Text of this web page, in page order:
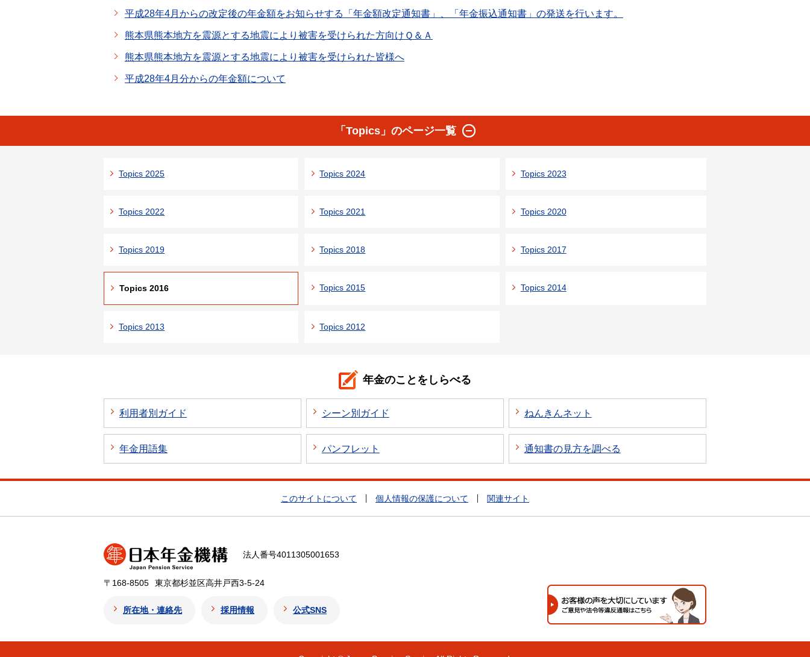
平成28年4月からの改定後の年金額をお知らせする「年金額改定通知書」、「年金振込通知書」の発送を行います。
熊本県熊本地方を震源とする地震により被害を受けられた方向けＱ＆Ａ
熊本県熊本地方を震源とする地震により被害を受けられた皆様へ
平成28年4月分からの年金額について
「Topics」のページ一覧
Topics 2025 Topics 2024 Topics 2023
Topics 2022 Topics 2021 Topics 2020
Topics 2019 Topics 2018 Topics 2017
Topics 2016 Topics 2015 Topics 2014
Topics 2013 Topics 2012
年金のことをしらべる
利用者別ガイド シーン別ガイド ねんきんネット
年金用語集 パンフレット 通知書の見方を調べる
このサイトについて 個人情報の保護について 関連サイト
法人番号4011305001653
〒168-8505 東京都杉並区高井戸西3-5-24
所在地・連絡先 採用情報 公式SNS